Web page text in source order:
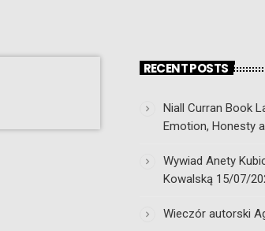
RECENT POSTS
Niall Curran Book
Emotion, Honesty
Wywiad Anety
Kowalską 15/07/
Wieczór autorski